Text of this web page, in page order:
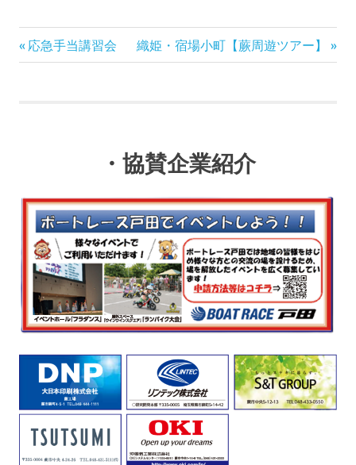
投
ー
シ
ョ
ン
前
の
応急手当講習会
次
の
織姫・宿場小町【蕨周遊ツアー】
・協賛企業紹介